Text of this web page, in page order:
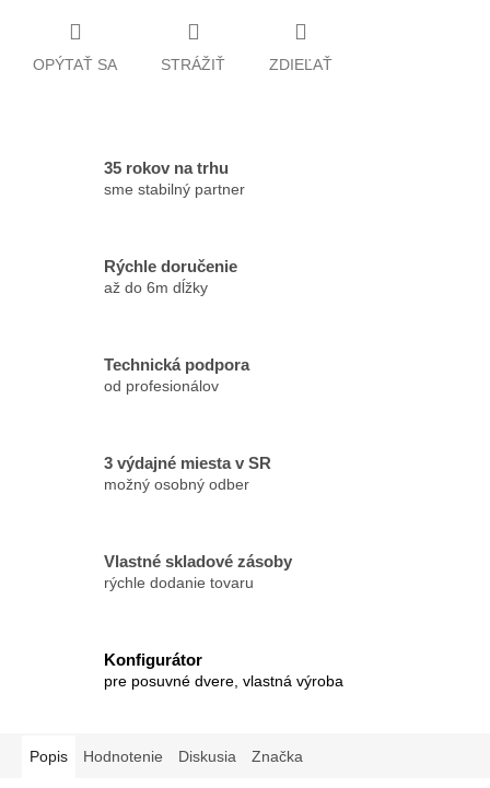
OPÝTAŤ SA STRÁŽIŤ ZDIEĽAŤ
35 rokov na trhu
sme stabilný partner
Rýchle doručenie
až do 6m dĺžky
Technická podpora
od profesionálov
3 výdajné miesta v SR
možný osobný odber
Vlastné skladové zásoby
rýchle dodanie tovaru
Konfigurátor
pre posuvné dvere, vlastná výroba
Popis Hodnotenie Diskusia Značka